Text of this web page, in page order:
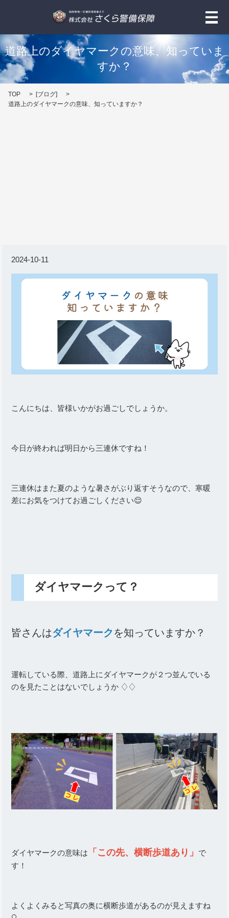
メ
道路上のダイヤマークの意味、知っていま
すか？
TOP [ブログ]
道路上のダイヤマークの意味、知っていますか？
2024-10-11
こんにちは、皆様いかがお過ごしでしょうか。
今日が終われば明日から三連休ですね！
三連休はまた夏のような暑さがぶり返すそうなので、寒暖
差にお気をつけてお過ごしください😌
ダイヤマークって？
皆さんはダイヤマークを知っていますか？
運転している際、道路上にダイヤマークが２つ並んでいる
のを見たことはないでしょうか ♢♢
ダイヤマークの意味は 「この先、横断歩道あり」
で
す！
よくよくみると写真の奥に横断歩道があるのが見えますね